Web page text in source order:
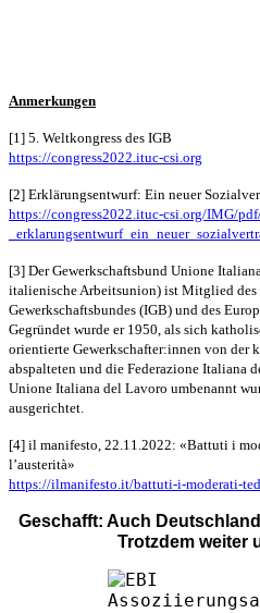
Anmerkungen
[1] 5. Weltkongress des IGB
https://congress2022.ituc-csi.org
[2] Erklärungsentwurf: Ein neuer
https://congress2022.ituc-csi.org/IMG/
[3] Der Gewerkschaftsbund Unione
italienische Arbeitsunion) ist Mitglied
Gewerkschaftsbundes (IGB) und des
Gegründet wurde er 1950, als sich
orientierte Gewerkschafter:innen von der
abspalteten und die Federazione Italiana
Unione Italiana del Lavoro umbenannt
ausgerichtet.
[4] il manifesto, 22.11.2022: «Battuti i
l’austerità»
https://ilmanifesto.it/battuti-i-moderati-
Geschafft: Auch
Trotzdem weiter